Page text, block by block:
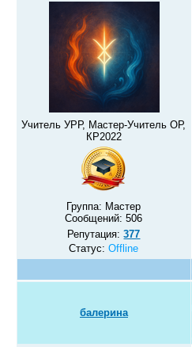
Учитель УРР, Мастер-Учитель ОР,
КР2022
Группа: Мастер
Сообщений:506
Репутация:377
Статус:Offline
балерина